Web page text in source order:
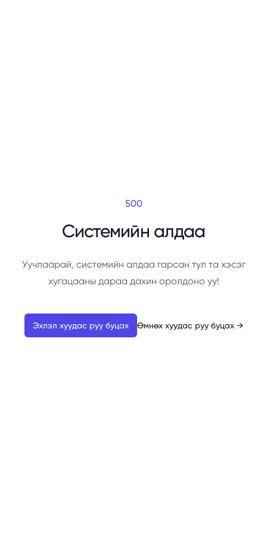
500
Системийн алдаа
Уучлаарай, системийн алдаа гарсан тул та хэсэг
хугацааны дараа дахин оролдоно уу!
Эхлэл хуудас руу буцах Өмнөх хуудас руу буцах →